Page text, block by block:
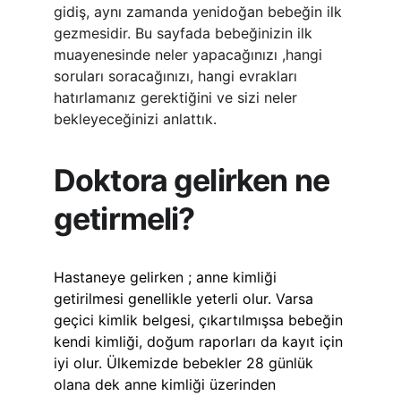
gidiş, aynı zamanda yenidoğan bebeğin ilk
gezmesidir. Bu sayfada bebeğinizin ilk
muayenesinde neler yapacağınızı ,hangi
soruları soracağınızı, hangi evrakları
hatırlamanız gerektiğini ve sizi neler
bekleyeceğinizi anlattık.
Doktora gelirken ne
getirmeli?
Hastaneye gelirken ; anne kimliği
getirilmesi genellikle yeterli olur. Varsa
geçici kimlik belgesi, çıkartılmışsa bebeğin
kendi kimliği, doğum raporları da kayıt için
iyi olur. Ülkemizde bebekler 28 günlük
olana dek anne kimliği üzerinden